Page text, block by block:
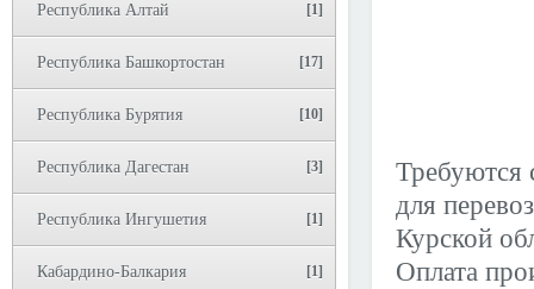
Республика Алтай [1]
Республика Башкортостан [17]
Республика Бурятия [10]
Республика Дагестан [3]
Республика Ингушетия [1]
Кабардино-Балкария [1]
Требуются
для
Курской
Оплата